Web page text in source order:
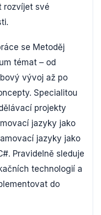
rozvíjet své
se Metoděj
témat – od
vývoj až po
Specialitou
projekty
jazyky jako
jazyky jako
Pravidelně sleduje
technologií a
do